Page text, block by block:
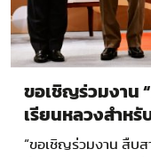
ขอเชิญร่วมงาน
เรียนหลวงสำหรั
“ขอเชิญร่วมงาน สืบ